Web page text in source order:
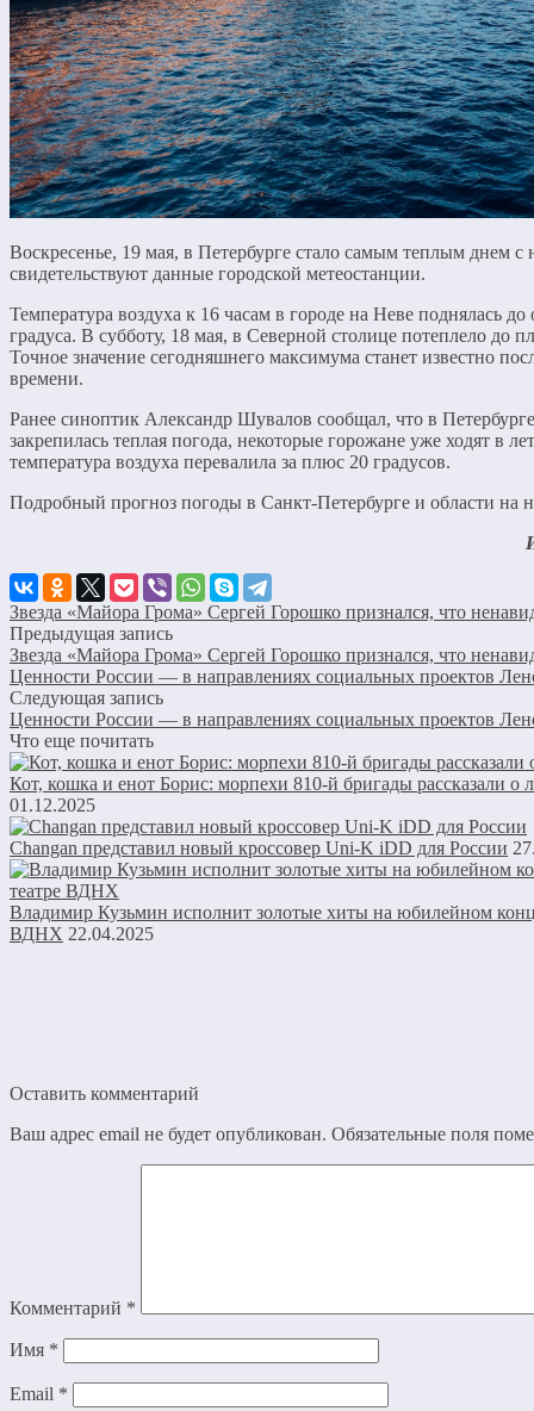
Воскресенье, 19 мая, в Петербурге стало самым теплым днем с
свидетельствуют данные городской метеостанции.
Температура воздуха к 16 часам в городе на Неве поднялась
градуса. В субботу, 18 мая, в Северной столице потеплело до
Точное значение сегодняшнего максимума станет известно
времени.
Ранее синоптик Александр Шувалов сообщал, что в
закрепилась теплая погода, некоторые горожане уже ходят в
температура воздуха перевалила за плюс 20 градусов.
Подробный прогноз погоды в Санкт-Петербурге и области на
Звезда «Майора Грома» Сергей Горошко признался, что
Предыдущая запись
Звезда «Майора Грома» Сергей Горошко признался, что
Ценности России — в направлениях социальных проектов
Следующая запись
Ценности России — в направлениях социальных проектов
Что еще почитать
Кот, кошка и енот Борис: морпехи 810-й бригады рассказали
01.12.2025
Changan представил новый кроссовер Uni-K iDD для России
Владимир Кузьмин исполнит золотые хиты на юбилейном
ВДНХ 22.04.2025
Оставить комментарий
Ваш адрес email не будет опубликован. Обязательные поля
Комментарий *
Имя *
Email *